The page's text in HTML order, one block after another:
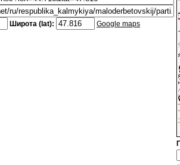
Широта (lat): Google maps